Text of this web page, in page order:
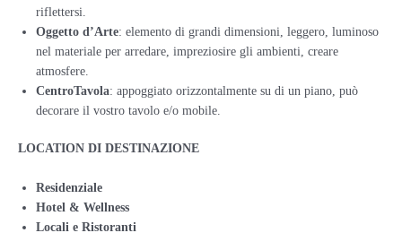
riflettersi.
Oggetto d’Arte: elemento di grandi dimensioni, leggero, luminoso
nel materiale per arredare, impreziosire gli ambienti, creare
atmosfere.
CentroTavola: appoggiato orizzontalmente su di un piano, può
decorare il vostro tavolo e/o mobile.
LOCATION DI DESTINAZIONE
Residenziale
Hotel & Wellness
Locali e Ristoranti